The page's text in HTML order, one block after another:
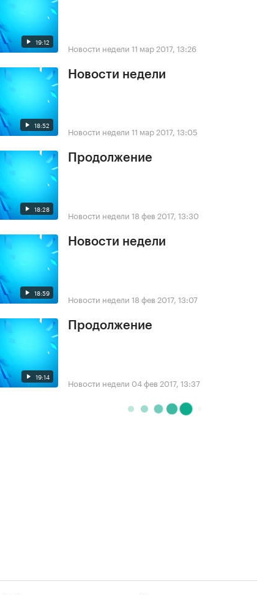
19:12 Новости недели 11 мар 2017, 13:26
18:52
Новости недели
Новости недели 11 мар 2017, 13:05
18:28
Продолжение
Новости недели 18 фев 2017, 13:30
18:59
Новости недели
Новости недели 18 фев 2017, 13:07
19:14
Продолжение
Новости недели 04 фев 2017, 13:37